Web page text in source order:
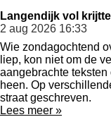
Langendijk vol
2 aug 2026 16:33
Wie zondagochtend
liep, kon niet om de
aangebrachte
heen. Op
straat geschreven.
Lees meer »